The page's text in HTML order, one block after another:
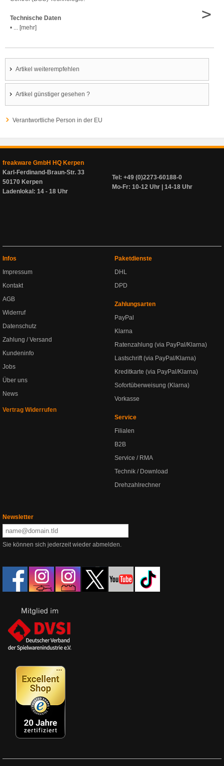
Technische Daten
• ... [mehr]
>
Artikel weiterempfehlen
Artikel günstiger gesehen ?
Verantwortliche Person in der EU
freakware GmbH HQ Kerpen
Karl-Ferdinand-Braun-Str. 33
50170 Kerpen
Ladenlokal: 14 - 18 Uhr
Tel: +49 (0)2273-60188-0
Mo-Fr: 10-12 Uhr | 14-18 Uhr
Infos
Impressum
Kontakt
AGB
Widerruf
Datenschutz
Zahlung / Versand
Kundeninfo
Jobs
Über uns
News
Vertrag Widerrufen
Paketdienste
DHL
DPD
Zahlungsarten
PayPal
Klarna
Ratenzahlung (via PayPal/Klarna)
Lastschrift (via PayPal/Klarna)
Kreditkarte (via PayPal/Klarna)
Sofortüberweisung (Klarna)
Vorkasse
Service
Filialen
B2B
Service / RMA
Technik / Download
Drehzahlrechner
Newsletter
Sie können sich jederzeit wieder abmelden.